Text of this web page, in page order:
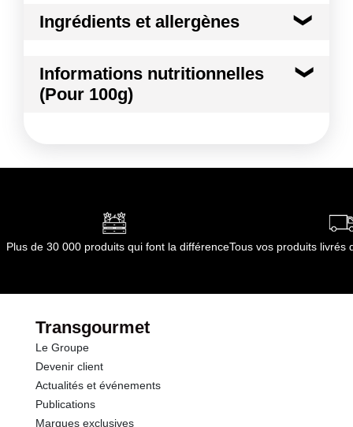
Ingrédients et allergènes
Pomme Golden
Conformément aux informations transmises
Informations nutritionnelles
(Pour 100g)
Kilojoules 215 kj
dont Acides gras saturés 0.01 g
dont Sucres
Fibres
Protéines
Plus de 30 000 produits qui font la différenceTous vos produits livrés
Transgourmet
Le Groupe
Devenir client
Actualités et événements
Publications
Marques exclusives